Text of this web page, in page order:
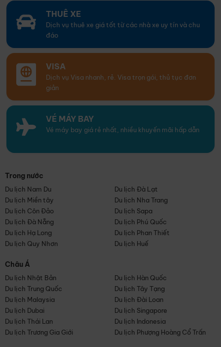
THUÊ XE
Dịch vụ thuê xe giá tốt từ các nhà xe uy tín và chu
đáo
VISA
Dịch vụ Visa nhanh, rẻ. Visa trọn gói, thủ tục đơn
giản
VÉ MÁY BAY
Vé máy bay giá rẻ nhất, nhiều khuyến mãi hấp dẫn
Trong nước
Du lịch Nam Du
Du lịch Đà Lạt
Du lịch Miền tây
Du lịch Nha Trang
Du lịch Côn Đảo
Du lịch Sapa
Du lịch Đà Nẵng
Du lịch Phú Quốc
Du lịch Hạ Long
Du lịch Phan Thiết
Du lịch Quy Nhơn
Du lịch Huế
Châu Á
Du lịch Nhật Bản
Du lịch Hàn Quốc
Du lịch Trung Quốc
Du lịch Tây Tạng
Du lịch Malaysia
Du lịch Đài Loan
Du lịch Dubai
Du lịch Singapore
Du lịch Thái Lan
Du lịch Indonesia
Du lịch Trương Gia Giới
Du lịch Phượng Hoàng Cổ Trấn